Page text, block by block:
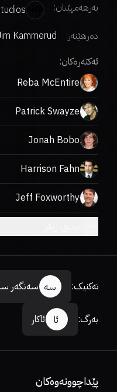
بەرهەمهێنان:
دەرهێنەر:
Kammerud
ئەکتەرەکان:
Reba McEntire
Patrick Swayze
Jonah Bobo
Harrison Fahn
Jeff Foxworthy
تەکنیک: سە سەنگەر
بەرگ: ئا ئاکار
پێداچوونەوەکان